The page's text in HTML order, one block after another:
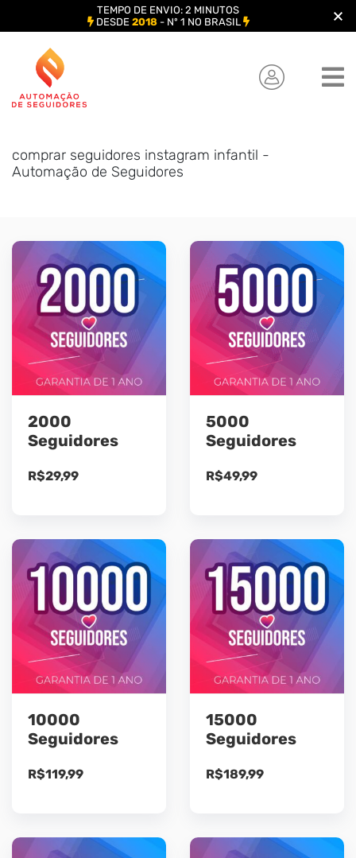
content
comprar seguidores instagram infantil -
Automação de Seguidores
2000
Seguidores
R$29,99
5000
Seguidores
R$49,99
10000
Seguidores
R$119,99
15000
Seguidores
R$189,99
TEMPO DE ENVIO: 2 MINUTOS
DESDE 2018- Nº 1 NO BRASIL